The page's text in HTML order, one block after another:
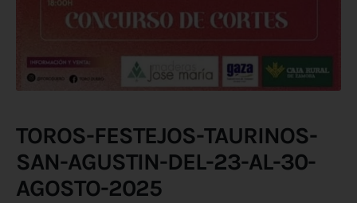
TOROS-FESTEJOS-TAURINOS-
SAN-AGUSTIN-DEL-23-AL-30-
AGOSTO-2025